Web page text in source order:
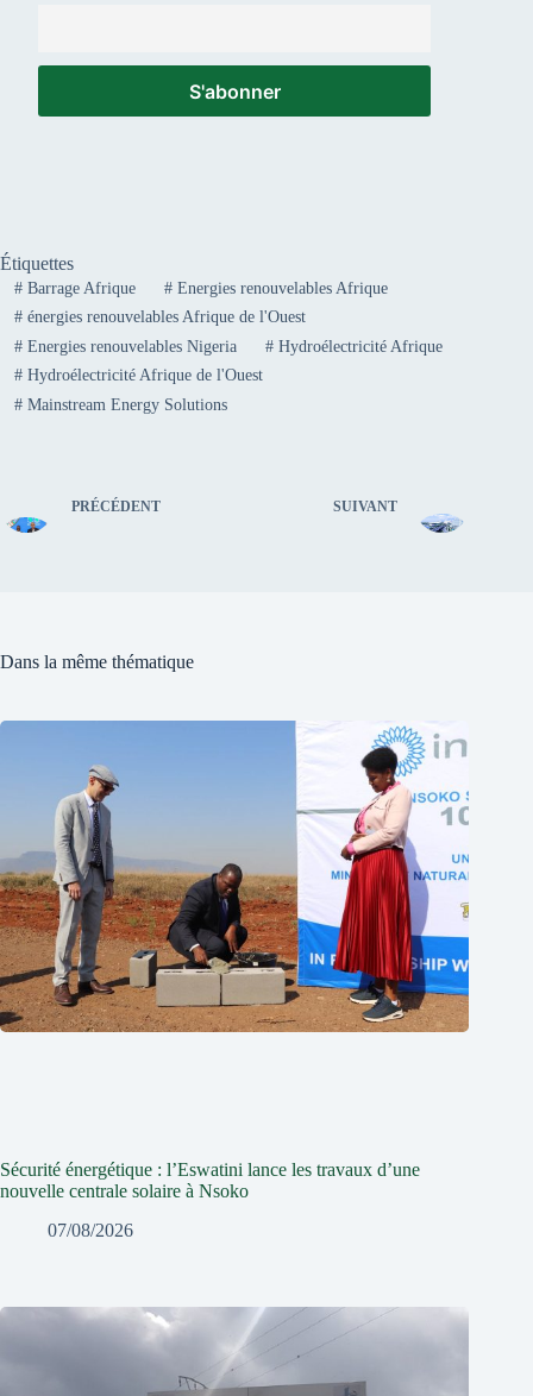
Étiquettes
#Barrage Afrique #Energies renouvelables Afrique
#énergies renouvelables Afrique de l'Ouest
#Energies renouvelables Nigeria #Hydroélectricité Afrique
#Hydroélectricité Afrique de l'Ouest
#Mainstream Energy Solutions
PRÉCÉDENT SUIVANT
Dans la même thématique
Sécurité énergétique : l’Eswatini lance les travaux d’une
nouvelle centrale solaire à Nsoko
07/08/2026